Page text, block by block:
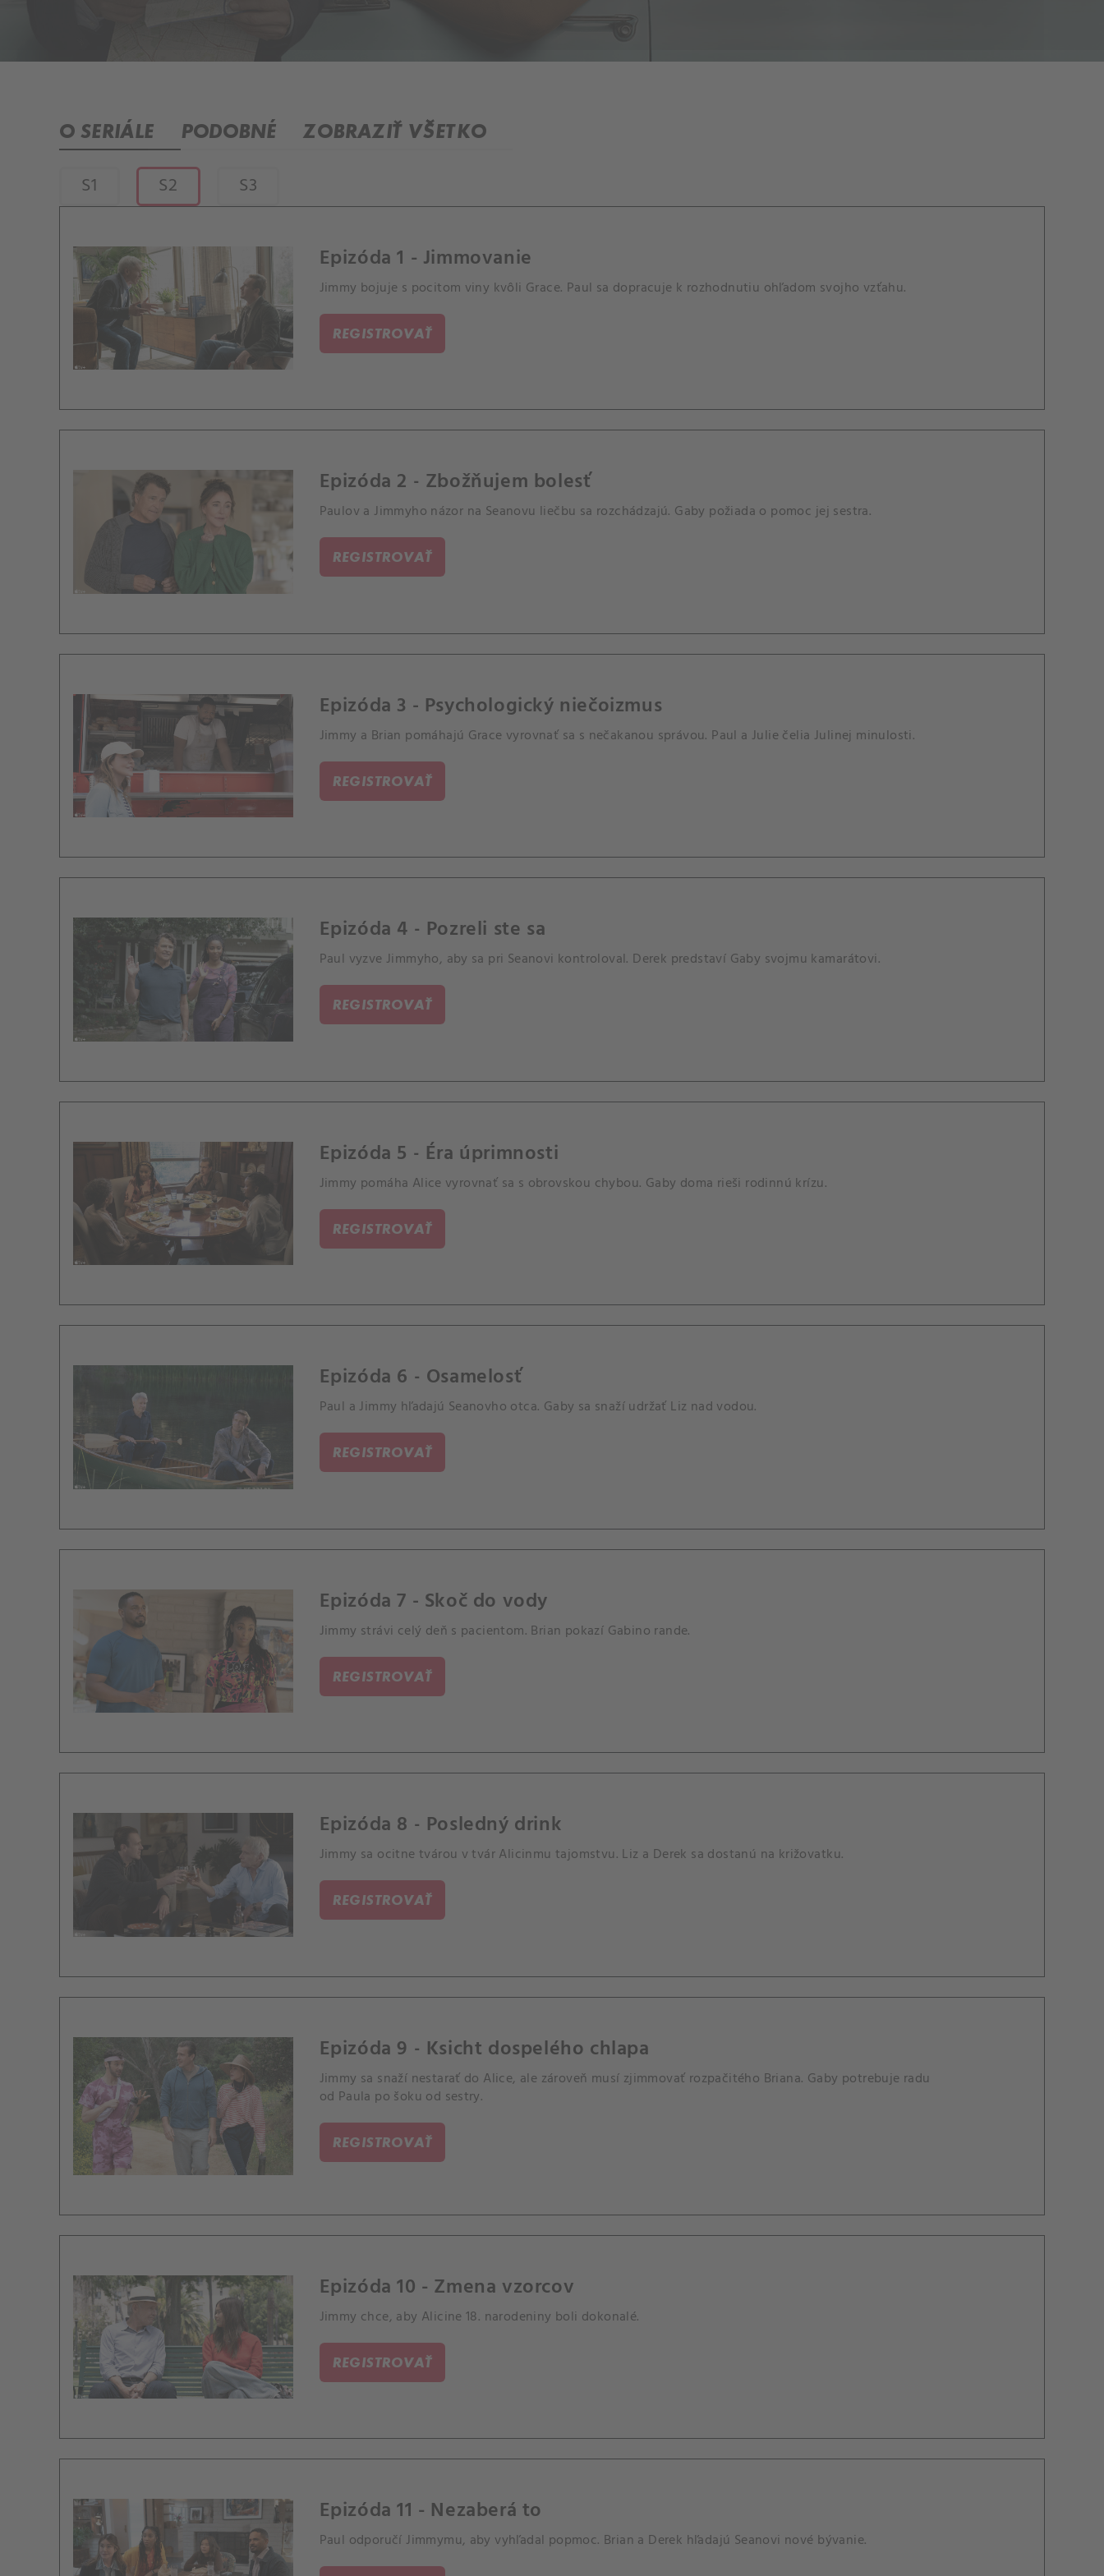
O SERIÁLE PODOBNÉ ZOBRAZIŤ VŠETKO
S1 S2 S3
Epizóda 1 - Jimmovanie
Jimmy bojuje s pocitom viny kvôli Grace. Paul sa dopracuje k rozhodnutiu ohľadom svojho vzťahu.
REGISTROVAŤ
Epizóda 2 - Zbožňujem bolesť
Paulov a Jimmyho názor na Seanovu liečbu sa rozchádzajú. Gaby požiada o pomoc jej sestra.
REGISTROVAŤ
Epizóda 3 - Psychologický niečoizmus
Jimmy a Brian pomáhajú Grace vyrovnať sa s nečakanou správou. Paul a Julie čelia Julinej minulosti.
REGISTROVAŤ
Epizóda 4 - Pozreli ste sa
Paul vyzve Jimmyho, aby sa pri Seanovi kontroloval. Derek predstaví Gaby svojmu kamarátovi.
REGISTROVAŤ
Epizóda 5 - Éra úprimnosti
Jimmy pomáha Alice vyrovnať sa s obrovskou chybou. Gaby doma rieši rodinnú krízu.
REGISTROVAŤ
Epizóda 6 - Osamelosť
Paul a Jimmy hľadajú Seanovho otca. Gaby sa snaží udržať Liz nad vodou.
REGISTROVAŤ
Epizóda 7 - Skoč do vody
Jimmy strávi celý deň s pacientom. Brian pokazí Gabino rande.
REGISTROVAŤ
Epizóda 8 - Posledný drink
Jimmy sa ocitne tvárou v tvár Alicinmu tajomstvu. Liz a Derek sa dostanú na križovatku.
REGISTROVAŤ
Epizóda 9 - Ksicht dospelého chlapa
Jimmy sa snaží nestarať do Alice, ale zároveň musí zjimmovať rozpačitého Briana. Gaby potrebuje radu
od Paula po šoku od sestry.
REGISTROVAŤ
Epizóda 10 - Zmena vzorcov
Jimmy chce, aby Alicine 18. narodeniny boli dokonalé.
REGISTROVAŤ
Epizóda 11 - Nezaberá to
Paul odporučí Jimmymu, aby vyhľadal popmoc. Brian a Derek hľadajú Seanovi nové bývanie.